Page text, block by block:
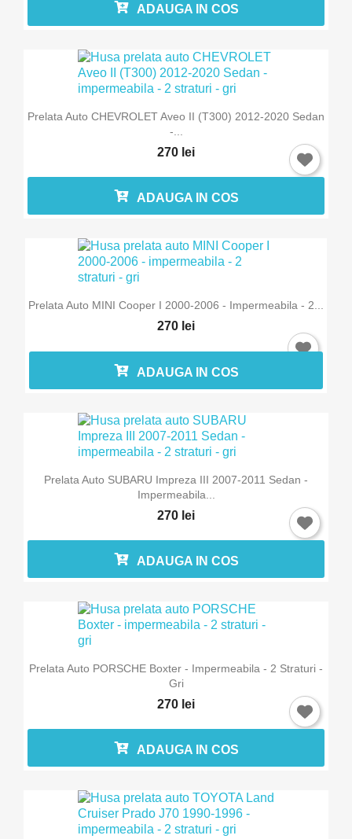
ADAUGA IN COS
Prelata Auto CHEVROLET Aveo II (T300) 2012-2020 Sedan
-...
270 lei
ADAUGA IN COS
Prelata Auto MINI Cooper I 2000-2006 - Impermeabila - 2...
270 lei
ADAUGA IN COS
Prelata Auto SUBARU Impreza III 2007-2011 Sedan -
Impermeabila...
270 lei
ADAUGA IN COS
Prelata Auto PORSCHE Boxter - Impermeabila - 2 Straturi -
Gri
270 lei
ADAUGA IN COS